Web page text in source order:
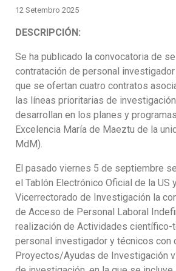
12 Setembro 2025
DESCRIPCIÓN:
Se ha publicado la convocatoria de
contratación de personal
que se ofertan cuatro contratos
las líneas prioritarias de
desarrollan en los planes y
Excelencia María de Maeztu de la
MdM).
El pasado viernes 5 de septiembre
el Tablón Electrónico Oficial de la US
Vicerrectorado de Investigación la
de Acceso de Personal Laboral
realización de Actividades científico-
personal investigador y técnicos con
Proyectos/Ayudas de Investigación